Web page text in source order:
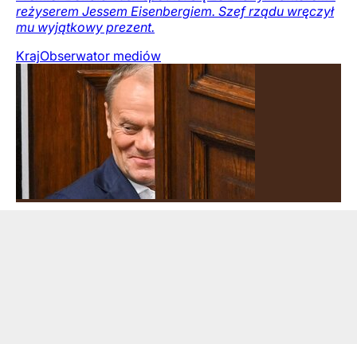
reżyserem Jessem Eisenbergiem. Szef rządu wręczył
mu wyjątkowy prezent.
KrajObserwator mediów